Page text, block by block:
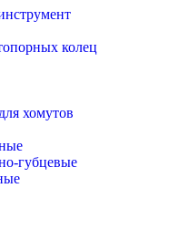
колец
хомутов
губцевые